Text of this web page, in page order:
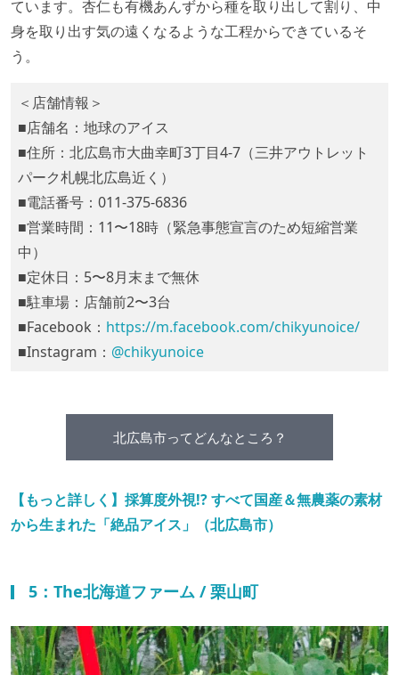
ています。杏仁も有機あんずから種を取り出して割り、中
身を取り出す気の遠くなるような工程からできているそ
う。
＜店舗情報＞
■店舗名：地球のアイス
■住所：北広島市大曲幸町3丁目4-7（三井アウトレット
パーク札幌北広島近く）
■電話番号：011-375-6836
■営業時間：11〜18時（緊急事態宣言のため短縮営業
中）
■定休日：5〜8月末まで無休
■駐車場：店舗前2〜3台
■Facebook： https://m.facebook.com/chikyunoice/
■Instagram： @chikyunoice
北広島市ってどんなところ？
【もっと詳しく】採算度外視!? すべて国産＆無農薬の素材
から生まれた「絶品アイス」（北広島市）
5：The北海道ファーム / 栗山町